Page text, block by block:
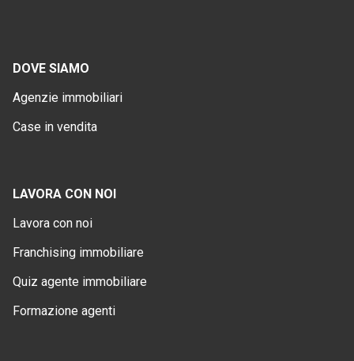
DOVE SIAMO
Agenzie immobiliari
Case in vendita
LAVORA CON NOI
Lavora con noi
Franchising immobiliare
Quiz agente immobiliare
Formazione agenti